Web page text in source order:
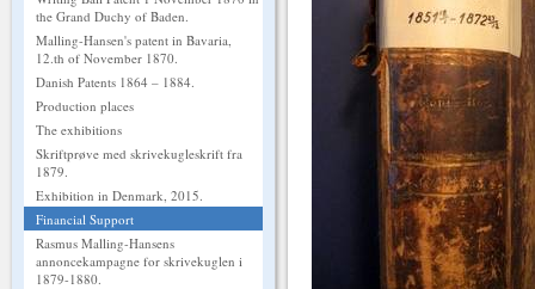
the Grand Duchy of Baden.
Malling-Hansen's patent in Bavaria,
12.th of November 1870.
Danish Patents 1864 – 1884.
Production places
The exhibitions
Skriftprøve med skrivekugleskrift fra
1879.
Exhibition in Denmark, 2015.
Financial Support
Rasmus Malling-Hansens
annoncekampagne for skrivekuglen i
1879-1880.